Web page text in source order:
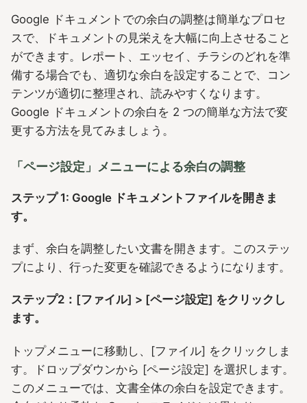
Google ドキュメントでの余白の調整は簡単なプロセ
スで、ドキュメントの見栄えを大幅に向上させること
ができます。レポート、エッセイ、チラシのどれを準
備する場合でも、適切な余白を設定することで、コン
テンツが適切に整理され、読みやすくなります。
Google ドキュメントの余白を 2 つの簡単な方法で変
更する方法を見てみましょう。
「ページ設定」メニューによる余白の調整
ステップ 1: Google ドキュメントファイルを開きま
す。
まず、余白を調整したい文書を開きます。このステッ
プにより、行った変更を確認できるようになります。
ステップ2：[ファイル] > [ページ設定] をクリックし
ます。
トップメニューに移動し、[ファイル] をクリックしま
す。ドロップダウンから [ページ設定] を選択します。
このメニューでは、文書全体の余白を設定できます。